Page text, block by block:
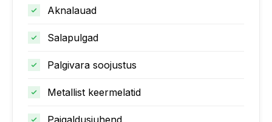
Aknalauad
Salapulgad
Palgivara soojustus
Metallist keermelatid